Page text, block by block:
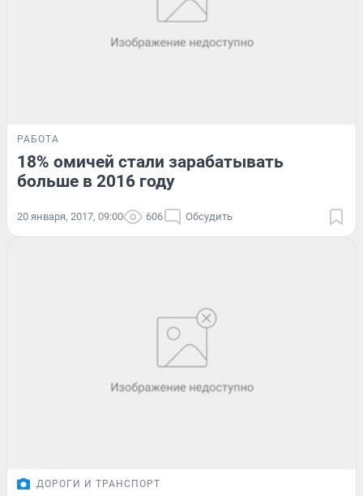
РАБОТА
18% омичей стали зарабатывать
больше в 2016 году
20 января, 2017, 09:00 606 Обсудить
ДОРОГИ И ТРАНСПОРТ